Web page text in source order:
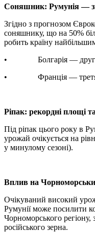
Соняшник: Румунія —
Згідно з прогнозом
соняшнику, що на 50%
робить країну
• Болгарія — друга:
• Франція — третя:
Ріпак: рекордні площі
Під ріпак цього року в
урожай очікується на
у минулому сезоні).
Вплив на
Очікуваний високий
Румунії може посилити
Чорноморського регіону,
російського зерна.